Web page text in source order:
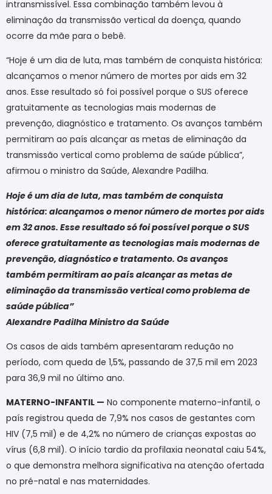
intransmissível. Essa combinação também levou à
eliminação da transmissão vertical da doença, quando
ocorre da mãe para o bebê.
“Hoje é um dia de luta, mas também de conquista histórica:
alcançamos o menor número de mortes por aids em 32
anos. Esse resultado só foi possível porque o SUS oferece
gratuitamente as tecnologias mais modernas de
prevenção, diagnóstico e tratamento. Os avanços também
permitiram ao país alcançar as metas de eliminação da
transmissão vertical como problema de saúde pública”,
afirmou o ministro da Saúde, Alexandre Padilha.
Hoje é um dia de luta, mas também de conquista
histórica: alcançamos o menor número de mortes por aids
em 32 anos. Esse resultado só foi possível porque o SUS
oferece gratuitamente as tecnologias mais modernas de
prevenção, diagnóstico e tratamento. Os avanços
também permitiram ao país alcançar as metas de
eliminação da transmissão vertical como problema de
saúde pública”
Alexandre Padilha Ministro da Saúde
Os casos de aids também apresentaram redução no
período, com queda de 1,5%, passando de 37,5 mil em 2023
para 36,9 mil no último ano.
MATERNO-INFANTIL — No componente materno-infantil, o
país registrou queda de 7,9% nos casos de gestantes com
HIV (7,5 mil) e de 4,2% no número de crianças expostas ao
vírus (6,8 mil). O início tardio da profilaxia neonatal caiu 54%,
o que demonstra melhora significativa na atenção ofertada
no pré-natal e nas maternidades.